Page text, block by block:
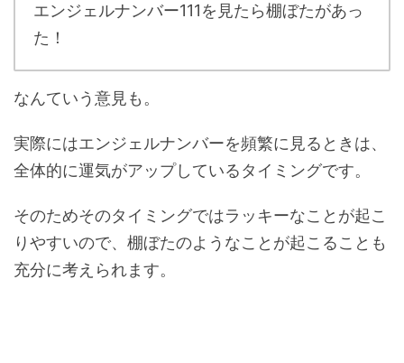
エンジェルナンバー111を見たら棚ぼたがあっ
た！
なんていう意見も。
実際にはエンジェルナンバーを頻繁に見るときは、
全体的に運気がアップしているタイミングです。
そのためそのタイミングではラッキーなことが起こ
りやすいので、棚ぼたのようなことが起こることも
充分に考えられます。